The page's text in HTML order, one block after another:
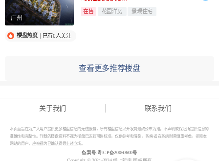
广州
在售 花园洋房 景观住宅
楼盘热度 已有0人关注
查看更多推荐楼盘
关于我们 联系我们
本页面旨在为广大用户提供更多楼盘信息的无偿服务，所有楼盘信息以开发商最终公布为准，不声明或保证所提供信息的
准确性和完整性。刊载的楼盘资料不视为楼盘已达到可售标准，仅供参考和借鉴， 购房者 在购房时需慎重考虑。参阅本
网站的用户，应被视为已确认得悉上述立场。
备案号:粤ICP备20060600号